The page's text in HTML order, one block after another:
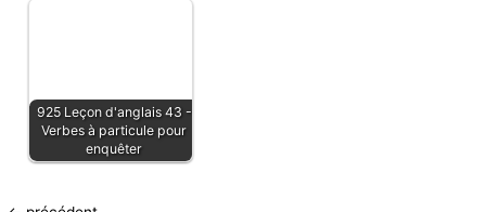
925 Leçon d'anglais 43 -
Verbes à particule pour
enquêter